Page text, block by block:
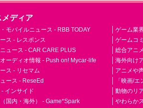
メディア
モバイルニュース - RBB TODAY
ス - レスポンス
ュース - CAR CARE PLUS
ーディオ情報 - Push on! Mycar-life
ス - リセマム
ース - ReseEd
インサイド
国内・海外） - Game*Spark
ゲーム業
ゲームコ
総合アニ
海外向け
アニメや
「映画/
動物のリ
やわらか